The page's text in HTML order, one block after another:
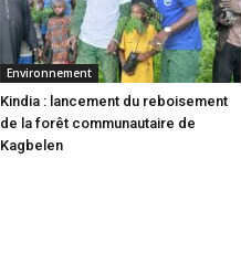
Environnement
Kindia : lancement du reboisement
de la forêt communautaire de
Kagbelen